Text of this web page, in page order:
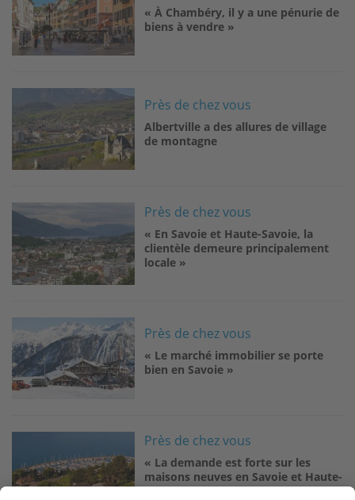
« À Chambéry, il y a une pénurie de
biens à vendre »
Près de chez vous
Albertville a des allures de village
de montagne
Image Près de chez vous
« En Savoie et Haute-Savoie, la
clientèle demeure principalement
locale »
Image
Près de chez vous
« Le marché immobilier se porte
bien en Savoie »
Image Près de chez vous
« La demande est forte sur les
maisons neuves en Savoie et Haute-
Savoie »